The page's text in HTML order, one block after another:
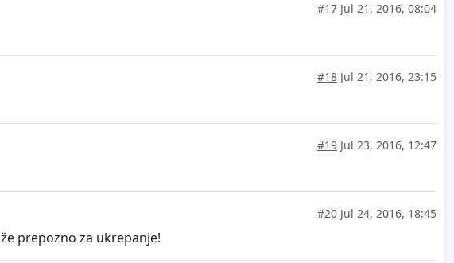
#17 Jul 21, 2016, 08:04
#18 Jul 21, 2016, 23:15
#19 Jul 23, 2016, 12:47
#20 Jul 24, 2016, 18:45
prepozno za ukrepanje!